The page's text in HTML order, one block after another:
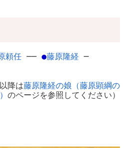
頼任 ── ●藤原隆経 ─
降は藤原隆経の娘（藤原顕綱の
のページを参照してください）